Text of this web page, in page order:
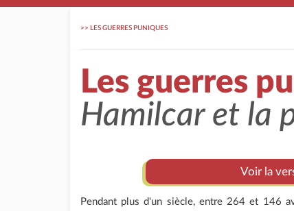
>> LES GUERRES PUNIQUES
Les guerres
Hamilcar et la
Voir la
Pendant plus d'un siècle, entre 264 et 146